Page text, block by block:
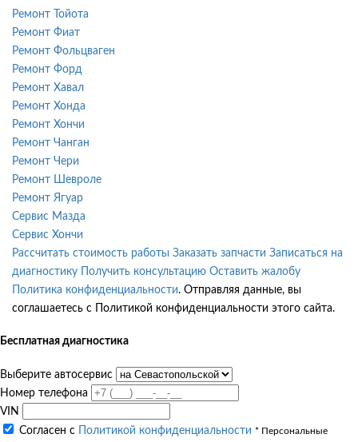
Ремонт Тойота
Ремонт Фиат
Ремонт Фольцваген
Ремонт Форд
Ремонт Хавал
Ремонт Хонда
Ремонт Хончи
Ремонт Чанган
Ремонт Чери
Ремонт Шевроле
Ремонт Ягуар
Сервис Мазда
Сервис Хончи
Рассчитать стоимость работы Заказать запчасти Записаться на
диагностику
Получить консультацию Оставить жалобу
Политика конфиденциальности. Отправляя данные, вы
соглашаетесь с Политикой конфиденциальности этого сайта.
Бесплатная диагностика
Выберите автосервис
Номер телефона
VIN
Согласен с
Политикой конфиденциальности * Персональные